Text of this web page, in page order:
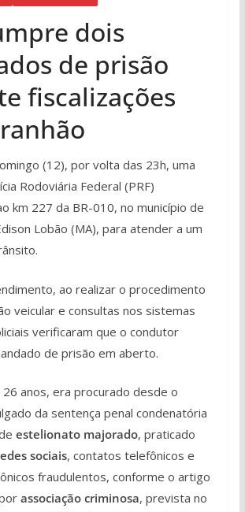
dois
de prisão
fiscalizações
(12), por volta das 23h, uma
Rodoviária Federal (PRF)
km 227 da BR-010, no município de
Lobão (MA), para atender a um
ao realizar o procedimento
veicular e consultas nos sistemas
verificaram que o condutor
de prisão em aberto.
anos, era procurado desde o
da sentença penal condenatória
estelionato majorado, praticado
sociais, contatos telefônicos e
fraudulentos, conforme o artigo
associação criminosa, prevista no